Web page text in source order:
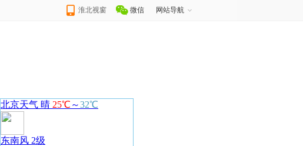
淮北视窗 微信 网站导航